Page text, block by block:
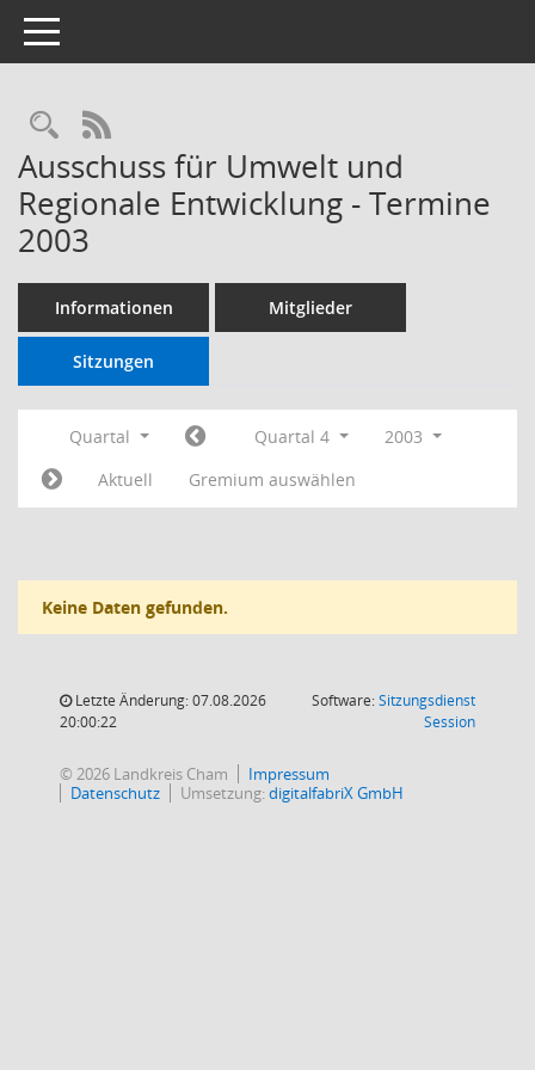
Toggle navigation
RSS-Feed
Ausschuss für Umwelt und
Regionale Entwicklung - Termine
2003
Informationen Mitglieder
Sitzungen
Quartal Quartal 4
2003
Aktuell
Gremium auswählen
Keine Daten gefunden.
Letzte Änderung: 07.08.2026
20:00:22
Software:Sitzungsdienst
Session(Wird in
© 2026 Landkreis Cham
Impressum
Datenschutz
Umsetzung:digitalfabriX GmbH